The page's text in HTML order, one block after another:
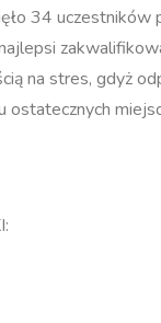
34
na stres, gdyż
ostatecznych